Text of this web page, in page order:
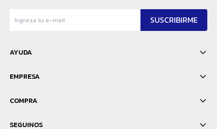
SUSCRIBIRME
AYUDA
EMPRESA
COMPRA
SEGUINOS